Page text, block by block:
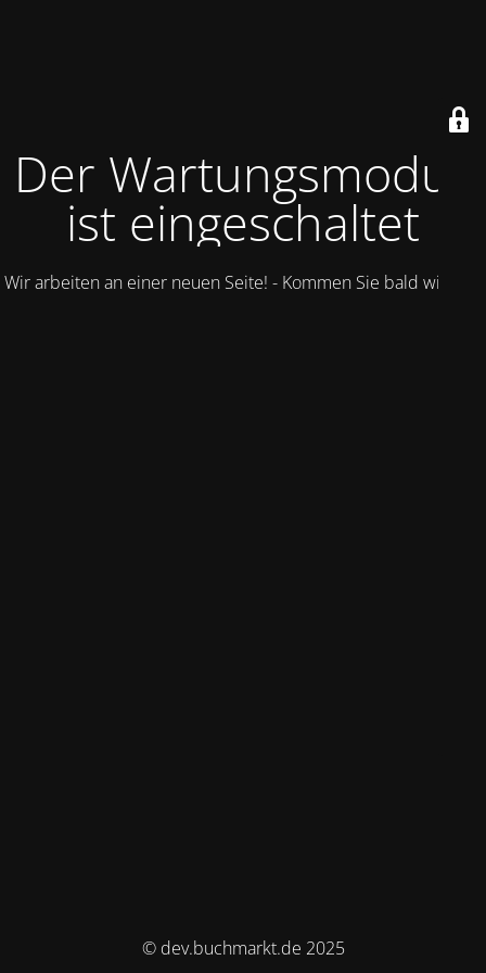
Der Wartungsmodus
ist eingeschaltet
Wir arbeiten an einer neuen Seite! - Kommen Sie bald wieder.
© dev.buchmarkt.de 2025